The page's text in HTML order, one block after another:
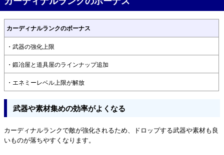
カーディナルランクのボーナス
・武器の強化上限
・鍛冶屋と道具屋のラインナップ追加
・エネミーレベル上限が解放
武器や素材集めの効率がよくなる
カーディナルランクで敵が強化されるため、ドロップする武器や素材も良
いものが落ちやすくなります。